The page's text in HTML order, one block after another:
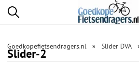
Goedkopefietsendragers.nl Slider DVA
Slider-2